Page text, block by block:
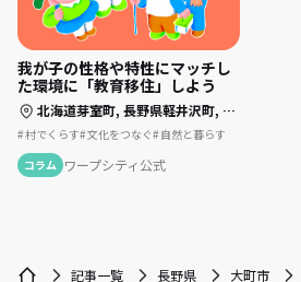
我が子の性格や特性にマッチし
た環境に「教育移住」しよう
北海道芽室町, 長野県軽井沢町, 長野県大町市,
村でくらす 文化をつなぐ
自然と暮らす
コラム ワープシティ公式
記事一覧 長野県
大町市